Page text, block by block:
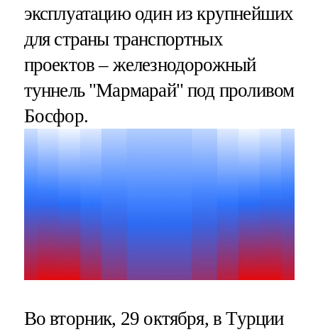
эксплуатацию один из крупнейших
для страны транспортных
проектов – железнодорожный
туннель "Мармарай" под проливом
Босфор.
Во вторник, 29 октября, в Турции